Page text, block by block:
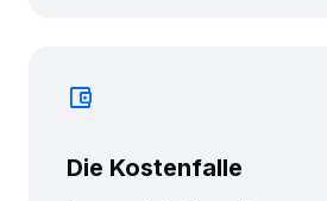
account_balance_wallet
Die Kostenfalle